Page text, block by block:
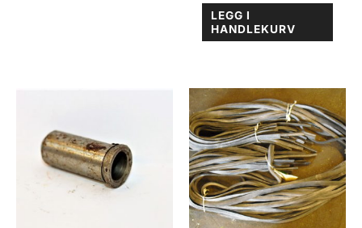
LEGG I
HANDLEKURV